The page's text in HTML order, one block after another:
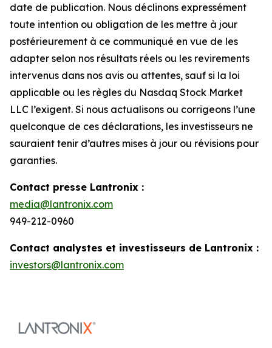
date de publication. Nous déclinons expressément
toute intention ou obligation de les mettre à jour
postérieurement à ce communiqué en vue de les
adapter selon nos résultats réels ou les revirements
intervenus dans nos avis ou attentes, sauf si la loi
applicable ou les règles du Nasdaq Stock Market
LLC l’exigent. Si nous actualisons ou corrigeons l’une
quelconque de ces déclarations, les investisseurs ne
sauraient tenir d’autres mises à jour ou révisions pour
garanties.
Contact presse Lantronix :
media@lantronix.com
949-212-0960
Contact analystes et investisseurs de Lantronix :
investors@lantronix.com